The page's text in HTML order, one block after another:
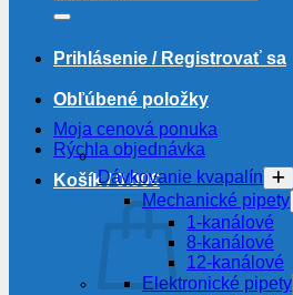
Prihlásenie / Registrovať sa
Obľúbené položky
Moja cenová ponuka
Rýchla objednávka
Košík /0.00€
Dávkovanie kvapalín
Mechanické pipety
1-kanálové
8-kanálové
12-kanálové
Elektronické pipety